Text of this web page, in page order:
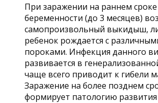
При заражении на раннем сроке
беременности (до 3 месяцев)
самопроизвольный выкидыш,
ребенок рождается с
пороками. Инфекция данного
развивается в
чаще всего приводит к гибели
Заражение на более позднем
формирует патологию развития